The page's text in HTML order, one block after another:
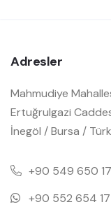
Adresler
Mahmudiye
Ertuğrulgazi
İnegöl / Bursa /
+90 549 650
+90 552 654